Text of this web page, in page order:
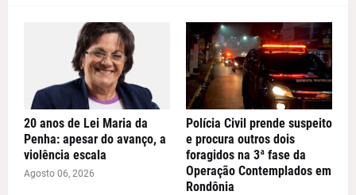
20 anos de Lei Maria da
Penha: apesar do avanço, a
violência escala
Agosto 06, 2026
Polícia Civil prende suspeito
e procura outros dois
foragidos na 3ª fase da
Operação Contemplados em
Rondônia